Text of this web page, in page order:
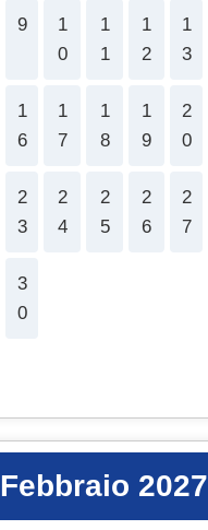
9
1
0
1
1
1
2
1
3
1
6
1
7
1
8
1
9
2
0
2
3
2
4
2
5
2
6
2
7
3
0
Febbraio 2027